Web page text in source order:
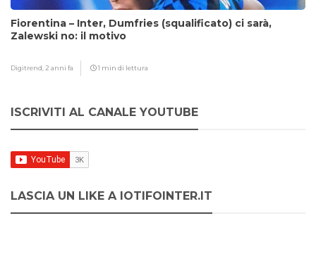
Fiorentina – Inter, Dumfries (squalificato) ci sarà,
Zalewski no: il motivo
Digitrend, 2 anni fa 1 min di lettura
ISCRIVITI AL CANALE YOUTUBE
LASCIA UN LIKE A IOTIFOINTER.IT